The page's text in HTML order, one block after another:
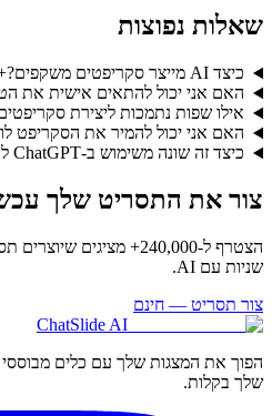
שאלות נפוצות
כיצד AI מייצר סקריפטים משקפים?
האם אני יכול להתאים אישית את
אילו שפות נתמכות ליצירת
האם אני יכול להמיר את הסקריפט
כיצד זה שונה משימוש ב-ChatGPT לכתיבת סקריפטים?
צור את התסריט שלך
שניות עם AI.
צור תסריט — חינם
ChatSlide AI
שלך בקלות.